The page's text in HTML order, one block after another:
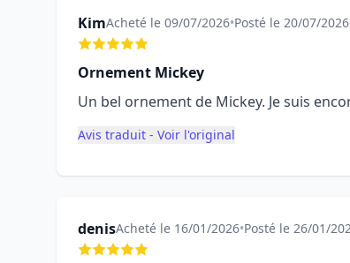
KimAcheté le 09/07/2026•Posté le 20/07/2026
Ornement Mickey
Un bel ornement de Mickey. Je suis
Avis traduit - Voir l'original
denisAcheté le 16/01/2026•Posté le 26/01/